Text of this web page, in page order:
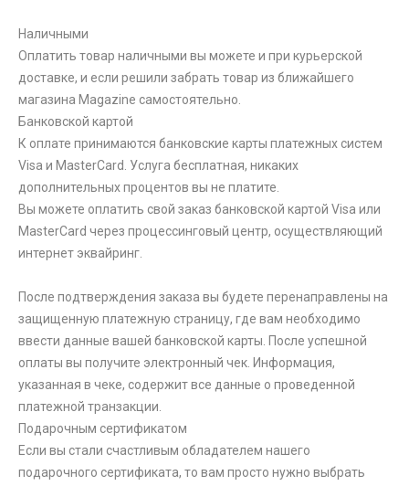
Наличными
Оплатить товар наличными вы можете и при курьерской
доставке, и если решили забрать товар из ближайшего
магазина Magazine самоcтоятельно.
Банковской картой
К оплате принимаются банковские карты платежных систем
Visa и MasterCard. Услуга бесплатная, никаких
дополнительных процентов вы не платите.
Вы можете оплатить свой заказ банковской картой Visa или
MasterCard через процессинговый центр, осуществляющий
интернет эквайринг.
После подтверждения заказа вы будете перенаправлены на
защищенную платежную страницу, где вам необходимо
ввести данные вашей банковской карты. После успешной
оплаты вы получите электронный чек. Информация,
указанная в чеке, содержит все данные о проведенной
платежной транзакции.
Подарочным сертификатом
Если вы стали счастливым обладателем нашего
подарочного сертификата, то вам просто нужно выбрать